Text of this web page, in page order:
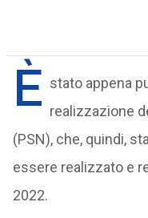
È stato appena
realizzazione
(PSN), che, quindi,
essere realizzato e
2022.